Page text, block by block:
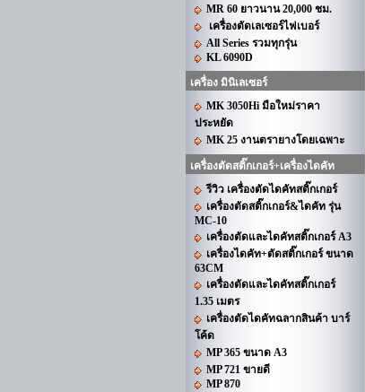
MR 60 ยาวนาน 20,000 ชม.
เครื่องตัดเลเซอร์ไฟเบอร์
All Series รวมทุกรุ่น
KL 6090D
เครื่อง มินิเลเซอร์
MK 3050Hi มือใหม่ราคา
ประหยัด
MK 25 งานตรายางโดยเฉพาะ
เครื่องตัดสติ๊กเกอร์+เครื่องไดคัท
รีวิว เครื่องตัดไดคัทสติ๊กเกอร์
เครื่องตัดสติ๊กเกอร์&ไดคัท รุ่น
MC-10
เครื่องตัดและไดคัทสติ๊กเกอร์ A3
เครื่องไดคัท+ตัดสติ๊กเกอร์ ขนาด
63CM
เครื่องตัดและไดคัทสติ๊กเกอร์
1.35 เมตร
เครื่องตัดไดคัทฉลากสินค้า บาร์
โค้ด
MP 365 ขนาด A3
MP 721 ขายดี
MP 870